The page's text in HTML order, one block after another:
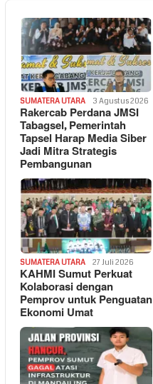
SUMATERA UTARA 3 Agustus 2026
Rakercab Perdana JMSI
Tabagsel, Pemerintah
Tapsel Harap Media Siber
Jadi Mitra Strategis
Pembangunan
SUMATERA UTARA 27 Juli 2026
KAHMI Sumut Perkuat
Kolaborasi dengan
Pemprov untuk Penguatan
Ekonomi Umat